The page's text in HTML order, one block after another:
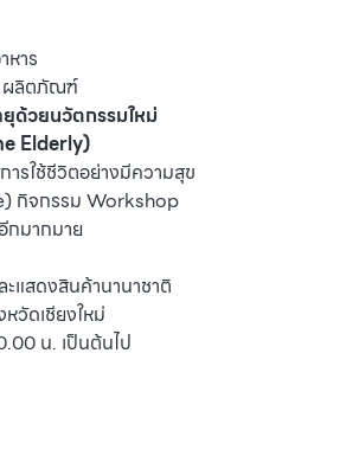
าร
ผลิตภัณฑ์
ด้วยนวัตกรรมใหม่
Elderly)
รใช้ชีวิตอย่างมีความสุข
กิจกรรม Workshop
กมากมาย
แสดงสินค้านานาชาติ
วัดเชียงใหม่
น. เป็นต้นไป